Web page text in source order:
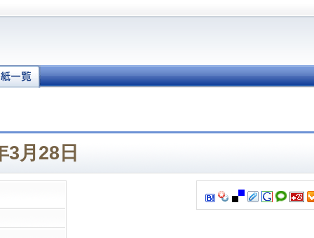
3月28日